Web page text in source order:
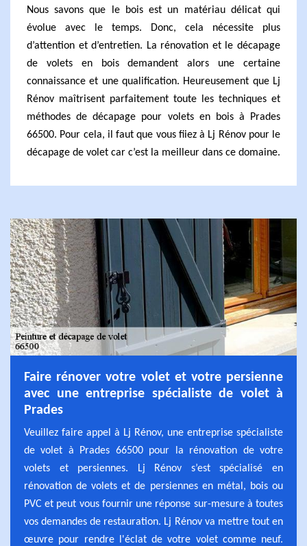
Nous savons que le bois est un matériau délicat qui
évolue avec le temps. Donc, cela nécessite plus
d’attention et d’entretien. La rénovation et le décapage
de volets en bois demandent alors une certaine
connaissance et une qualification. Heureusement que Lj
Rénov maîtrisent parfaitement toute les techniques et
méthodes de décapage pour volets en bois à Prades
66500. Pour cela, il faut que vous fiiez à Lj Rénov pour le
décapage de volet car c’est la meilleur dans ce domaine.
Faire rénover votre volet et votre persienne
avec une entreprise spécialiste de volet à
Prades
Veuillez faire appel à Lj Rénov, une entreprise spécialiste
de volet à Prades 66500 pour la rénovation de votre
volets et persiennes. Lj Rénov s’est spécialisé en
rénovation de volets et de persiennes en métal, bois ou
PVC et peut vous fournir une réponse sur-mesure à toutes
vos demandes de restauration. Lj Rénov va mettre tout en
œuvre pour rendre l'éclat de votre volet comme neuf.